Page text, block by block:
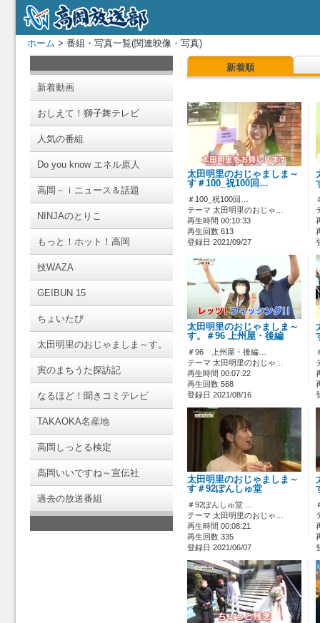
ホーム > 番組・写真一覧(関連映像・写真)
新着動画
おしえて！獅子舞テレビ
人気の番組
Do you know エネル原人
高岡－ｉニュース＆話題
NINJAのとりこ
もっと！ホット！高岡
技WAZA
GEIBUN 15
ちょいたび
太田明里のおじゃましま～す。
寅のまちうた探訪記
なるほど！聞きコミテレビ
TAKAOKA名産地
高岡しっとる検定
高岡いいですね～宣伝社
過去の放送番組
新着順
太田明里のおじゃましま～
す＃100_祝100回…
＃100_祝100回…
テーマ 太田明里のおじゃ…
再生時間 00:10:33
再生回数 613
登録日 2021/09/27
太田明里のおじゃましま～
す。＃96 上州屋・後編
＃96 上州屋・後編…
テーマ 太田明里のおじゃ…
再生時間 00:07:22
再生回数 568
登録日 2021/08/16
太田明里のおじゃましま～
す＃92ぽんしゅ堂
＃92ぽんしゅ堂 …
テーマ 太田明里のおじゃ…
再生時間 00:08:21
再生回数 335
登録日 2021/06/07